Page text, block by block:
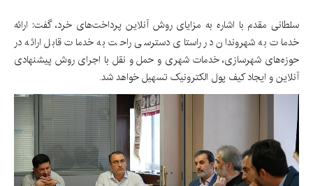
سلطانی مقدم با اشاره به مزایای روش آنلاین پرداخت‌های خرد، گفت: ارائه
خدمات به شهروندان در راستای دسترسی راحت به خدمات قابل ارائه در
حوزه‌های شهرسازی، خدمات شهری و حمل و نقل با اجرای روش پیشنهادی
آنلاین و ایجاد کیف پول الکترونیک تسهیل خواهد شد.